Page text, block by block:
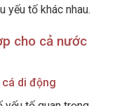
yếu tố khác nhau.
cho cả nước
di động